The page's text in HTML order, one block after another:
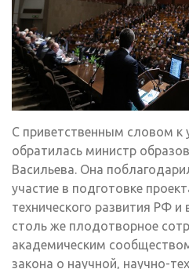
С приветственным словом к
обратилась министр
Васильева. Она
участие в подготовке
технического развития РФ
столь же плодотворное
академическим
закона о научной, научно-